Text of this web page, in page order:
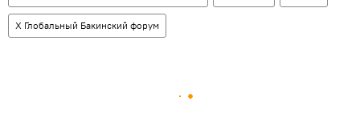
X Глобальный Бакинский форум